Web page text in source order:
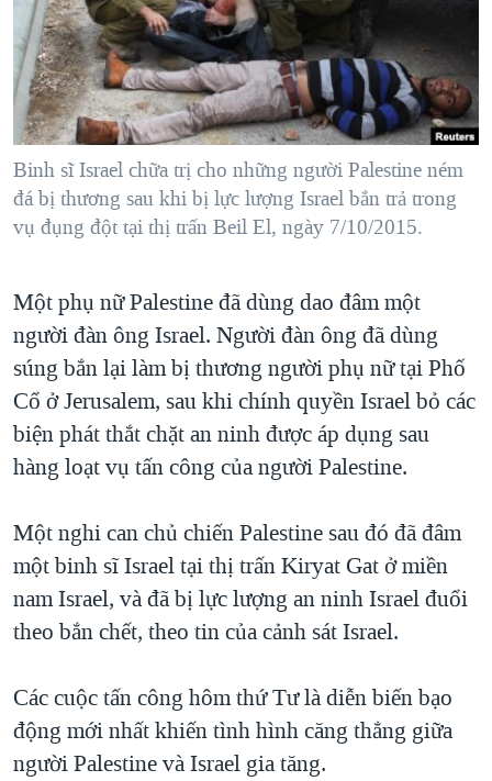
"Tìm"NGƯỜI VIỆT HẢI NGOẠI
ĐỜI SỐNG
KINH TẾ
KHOA HỌC
SỨC KHOẺ
VĂN HOÁ
GIÁO DỤC
TẠI
HÀNH TRÌNH BẦU CỬ 2024
MỘT NĂM CHIẾN TRANH TẠI DẢI GAZA
GIẢI MÃ VÀNH ĐAI & CON ĐƯỜNG
NGÀY TỊ NẠN THẾ GIỚI
TRỊNH VĨNH BÌNH - NGƯỜI HẠ 'BÊN THẮNG CUỘC'
GROUND ZERO – XƯA VÀ NAY
THƯỢNG ĐỈNH TRUMP-KIM TẠI VIỆT NAM
TRỊNH VĨNH BÌNH VS. CHÍNH PHỦ VIỆT NAM
NGƯ DÂN VIỆT VÀ LÀN SÓNG TRỘM HẢI SÂM
BÊN KIA QUỐC LỘ: TIẾNG VỌNG TỪ NÔNG THÔN MỸ
VIDEO
NGHE
MẠNG XÃ HỘI
Ngôn ngữ khác
Binh sĩ Israel chữa trị cho những người Palestine ném
đá bị thương sau khi bị lực lượng Israel bắn trả trong
vụ đụng đột tại thị trấn Beil El, ngày 7/10/2015.
Một phụ nữ Palestine đã dùng dao đâm một
người đàn ông Israel. Người đàn ông đã dùng
súng bắn lại làm bị thương người phụ nữ tại Phố
Cổ ở Jerusalem, sau khi chính quyền Israel bỏ các
biện phát thắt chặt an ninh được áp dụng sau
hàng loạt vụ tấn công của người Palestine.
Một nghi can chủ chiến Palestine sau đó đã đâm
một binh sĩ Israel tại thị trấn Kiryat Gat ở miền
nam Israel, và đã bị lực lượng an ninh Israel đuổi
theo bắn chết, theo tin của cảnh sát Israel.
Các cuộc tấn công hôm thứ Tư là diễn biến bạo
động mới nhất khiến tình hình căng thẳng giữa
người Palestine và Israel gia tăng.